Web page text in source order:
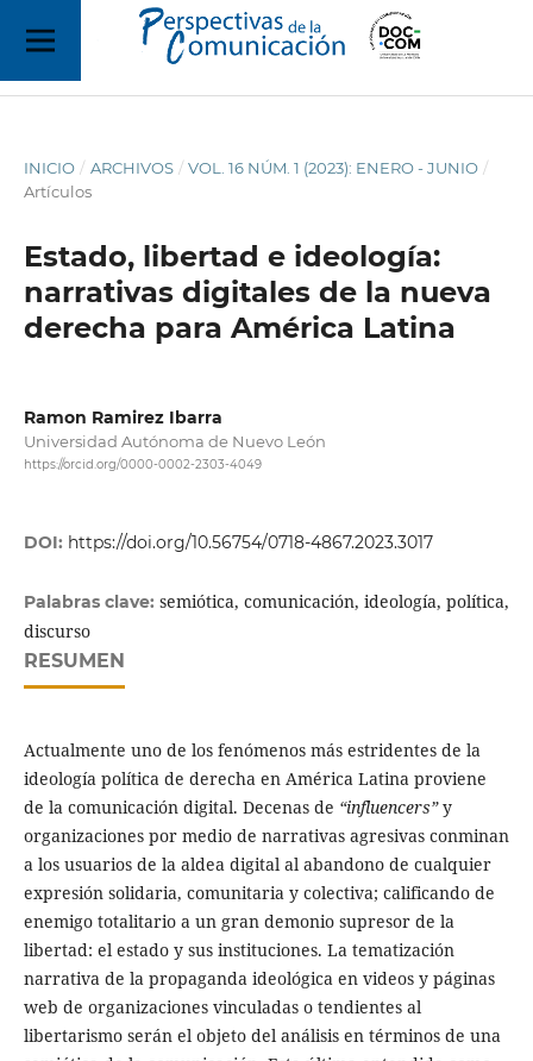
INICIO / ARCHIVOS / VOL. 16 NÚM. 1 (2023): ENERO - JUNIO /
Artículos
Estado, libertad e ideología:
narrativas digitales de la nueva
derecha para América Latina
Ramon Ramirez Ibarra
Universidad Autónoma de Nuevo León
https://orcid.org/0000-0002-2303-4049
DOI: https://doi.org/10.56754/0718-4867.2023.3017
Palabras clave: semiótica, comunicación, ideología, política,
discurso
RESUMEN
Actualmente uno de los fenómenos más estridentes de la
ideología política de derecha en América Latina proviene
de la comunicación digital. Decenas de “influencers”y
organizaciones por medio de narrativas agresivas conminan
a los usuarios de la aldea digital al abandono de cualquier
expresión solidaria, comunitaria y colectiva; calificando de
enemigo totalitario a un gran demonio supresor de la
libertad: el estado y sus instituciones. La tematización
narrativa de la propaganda ideológica en videos y páginas
web de organizaciones vinculadas o tendientes al
libertarismo serán el objeto del análisis en términos de una